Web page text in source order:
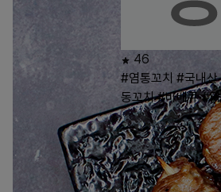
46
#염통꼬치 #국내산
동꼬치 #바베큐 #